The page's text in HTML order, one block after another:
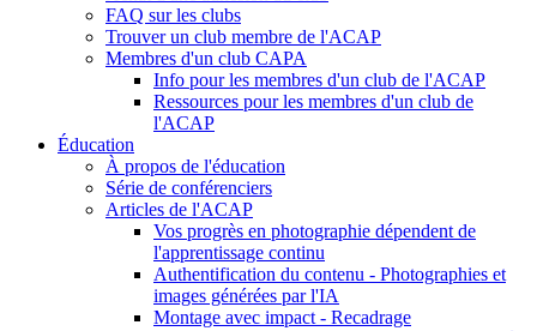
FAQ sur les clubs
Trouver un club membre de l'ACAP
Membres d'un club CAPA
Info pour les membres d'un club de l'ACAP
Ressources pour les membres d'un club de
l'ACAP
Éducation
À propos de l'éducation
Série de conférenciers
Articles de l'ACAP
Vos progrès en photographie dépendent de
l'apprentissage continu
Authentification du contenu - Photographies et
images générées par l'IA
Montage avec impact - Recadrage